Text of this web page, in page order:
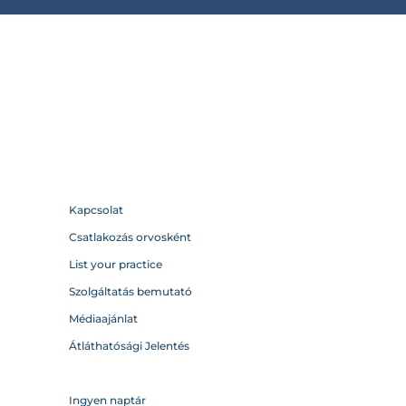
Kapcsolat
Csatlakozás orvosként
List your practice
Szolgáltatás bemutató
Médiaajánlat
Átláthatósági Jelentés
Ingyen naptár